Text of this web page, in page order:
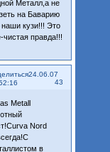
Металл,а не
на Баварию
наши кузи!!! Это
чистая правда!!!
43
24.06.07
Metall
Nord
в